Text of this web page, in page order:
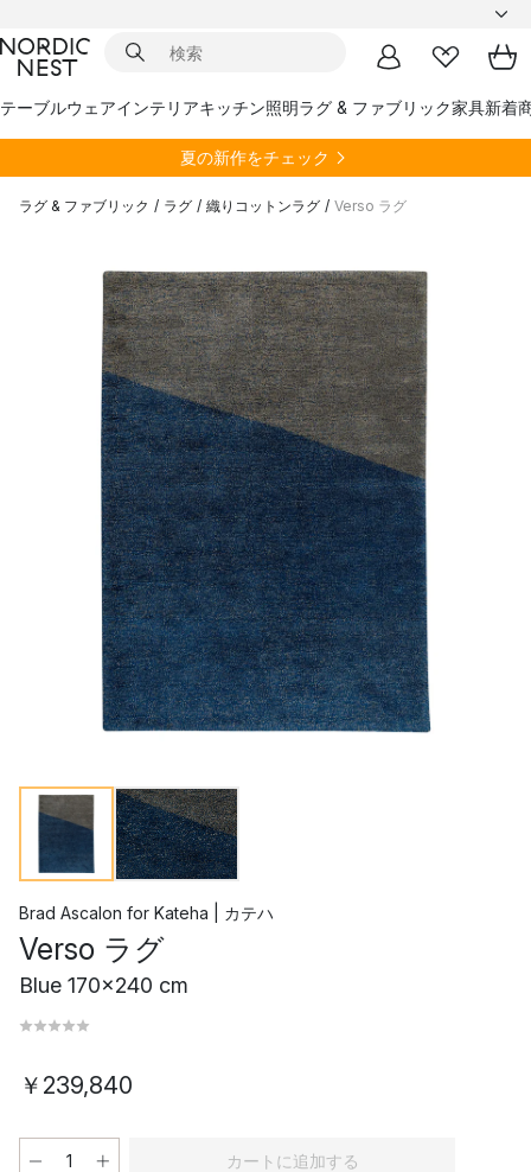
テーブルウェアインテリアキッチン照明ラグ & ファブリック家具新着
夏の新作をチェック
ラグ & ファブリック / ラグ / 織りコットンラグ / Verso ラグ
Brad Ascalon for Kateha | カテハ
Verso ラグ
Blue 170x240 cm
￥239,840
カートに追加する